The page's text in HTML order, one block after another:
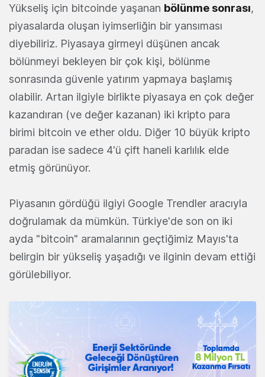
Yükseliş için bitcoinde yaşanan bölünme sonrası,
piyasalarda oluşan iyimserliğin bir yansıması
diyebiliriz. Piyasaya girmeyi düşünen ancak
bölünmeyi bekleyen bir çok kişi, bölünme
sonrasında güvenle yatırım yapmaya başlamış
olabilir. Artan ilgiyle birlikte piyasaya en çok değer
kazandıran (ve değer kazanan) iki kripto para
birimi bitcoin ve ether oldu. Diğer 10 büyük kripto
paradan ise sadece 4'ü çift haneli karlılık elde
etmiş görünüyor.
Piyasanın gördüğü ilgiyi Google Trendler aracıyla
doğrulamak da mümkün. Türkiye'de son on iki
ayda "bitcoin" aramalarının geçtiğimiz Mayıs'ta
belirgin bir yükseliş yaşadığı ve ilginin devam ettiği
görülebiliyor.